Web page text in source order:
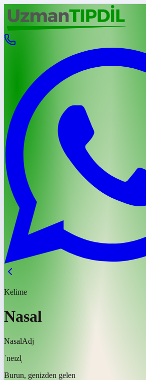
Kelime
Nasal
NasalAdj
ˈneɪzl̩
Burun, genizden gelen